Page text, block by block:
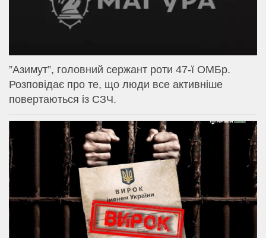
⁨”Азимут”, головний сержант роти 47-ї ОМБр.
Розповідає про те, що люди все активніше
повертаються із СЗЧ.